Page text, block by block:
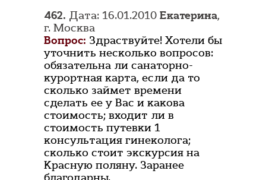
462. Дата: 16.01.2010 Екатерина,
г. Москва
Вопрос: Здраствуйте! Хотели бы
уточнить несколько вопросов:
обязательна ли санаторно-
курортная карта, если да то
сколько займет времени
сделать ее у Вас и какова
стоимость; входит ли в
стоимость путевки 1
консультация гинеколога;
сколько стоит экскурсия на
Красную поляну. Заранее